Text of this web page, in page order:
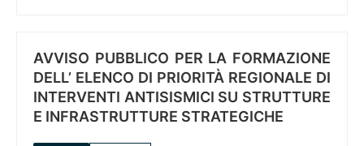
AVVISO PUBBLICO PER LA FORMAZIONE
DELL’ ELENCO DI PRIORITÀ REGIONALE DI
INTERVENTI ANTISISMICI SU STRUTTURE
E INFRASTRUTTURE STRATEGICHE